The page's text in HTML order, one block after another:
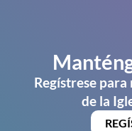
Regístrese
de la